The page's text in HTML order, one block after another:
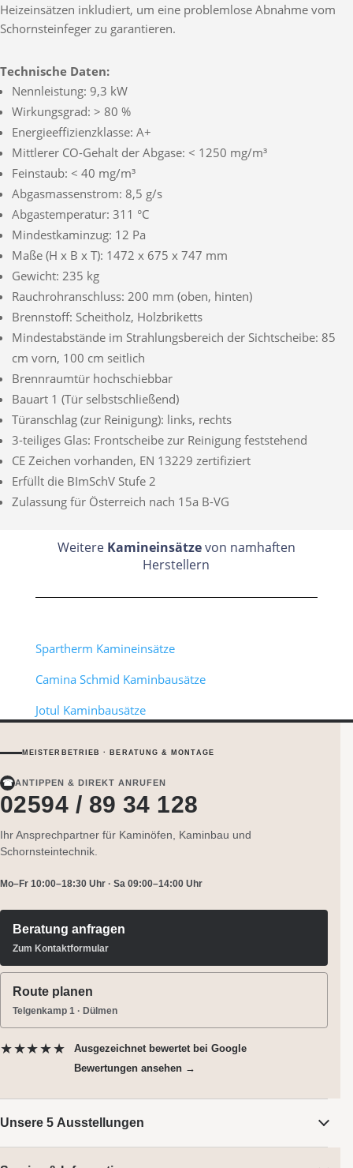
Heizeinsätzen inkludiert, um eine problemlose Abnahme vom
Schornsteinfeger zu garantieren.
Technische Daten:
Nennleistung: 9,3 kW
Wirkungsgrad: > 80 %
Energieeffizienzklasse: A+
Mittlerer CO-Gehalt der Abgase: < 1250 mg/m³
Feinstaub: < 40 mg/m³
Abgasmassenstrom: 8,5 g/s
Abgastemperatur: 311 °C
Mindestkaminzug: 12 Pa
Maße (H x B x T): 1472 x 675 x 747 mm
Gewicht: 235 kg
Rauchrohranschluss: 200 mm (oben, hinten)
Brennstoff: Scheitholz, Holzbriketts
Mindestabstände im Strahlungsbereich der Sichtscheibe: 85
cm vorn, 100 cm seitlich
Brennraumtür hochschiebbar
Bauart 1 (Tür selbstschließend)
Türanschlag (zur Reinigung): links, rechts
3-teiliges Glas: Frontscheibe zur Reinigung feststehend
CE Zeichen vorhanden, EN 13229 zertifiziert
Erfüllt die BImSchV Stufe 2
Zulassung für Österreich nach 15a B-VG
Weitere Kamineinsätzevon namhaften
Herstellern
Spartherm Kamineinsätze
Camina Schmid Kaminbausätze
Jotul Kaminbausätze
MEISTERBETRIEB · BERATUNG & MONTAGE
☎ ANTIPPEN & DIREKT ANRUFEN
02594 / 89 34 128
Ihr Ansprechpartner für Kaminöfen, Kaminbau und
Schornsteintechnik.
Mo–Fr 10:00–18:30 Uhr · Sa 09:00–14:00 Uhr
Beratung anfragen
Zum Kontaktformular
Route planen
Telgenkamp 1 · Dülmen
★★★★★ Ausgezeichnet bewertetbei Google
Bewertungen ansehen →
Unsere 5 Ausstellungen